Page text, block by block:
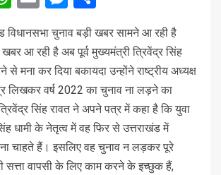
विधानसभा चुनाव बड़ी खबर सामने आ रही है
आ रही है अब पूर्व मुख्यमंत्री त्रिवेंद्र सिंह
मना कर दिया बकायदा उन्होंने राष्ट्रीय अध्यक्ष
लिखकर वर्ष 2022 का चुनाव ना लड़ने का
सिंह रावत ने अपने पत्र में कहा है कि युवा
धामी के नेतृत्व में वह फिर से उत्तराखंड में
चाहते हैं। इसलिए वह चुनाव न लड़कर पूरे
सत्ता वापसी के लिए काम करने के इच्छुक हैं,